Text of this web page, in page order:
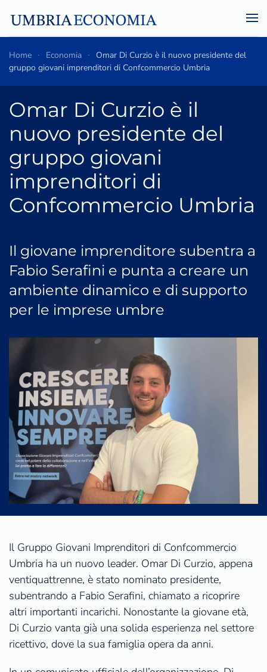
Skip to main content
Home Economia
Omar Di Curzio è il nuovo presidente del
gruppo giovani imprenditori di Confcommercio Umbria
Omar Di Curzio è il
nuovo presidente del
gruppo giovani
imprenditori di
Confcommercio Umbria
Il giovane imprenditore subentra a
Fabio Serafini e punta a creare un
ambiente dinamico e di supporto
per le imprese umbre
Il Gruppo Giovani Imprenditori di Confcommercio
Umbria ha un nuovo leader. Omar Di Curzio, appena
ventiquattrenne, è stato nominato presidente,
subentrando a Fabio Serafini, chiamato a ricoprire
altri importanti incarichi. Nonostante la giovane età,
Di Curzio vanta già una solida esperienza nel settore
ricettivo, dove la sua famiglia opera da anni.